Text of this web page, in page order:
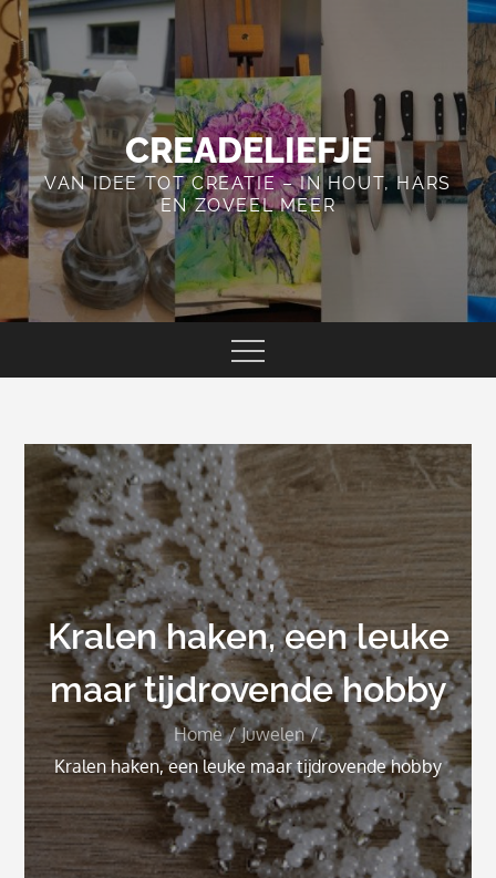
Skip
to
content
CREADELIEFJE
VAN IDEE TOT CREATIE – IN HOUT, HARS
EN ZOVEEL MEER
Kralen haken, een leuke
maar tijdrovende hobby
Home
Juwelen
Kralen haken, een leuke maar tijdrovende hobby